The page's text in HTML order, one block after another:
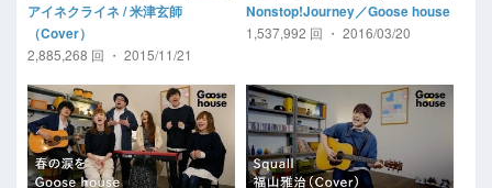
アイネクライネ / 米津玄師
（Cover）
2,885,268 回 ・ 2015/11/21
Nonstop!Journey／Goose house
1,537,992 回 ・ 2016/03/20